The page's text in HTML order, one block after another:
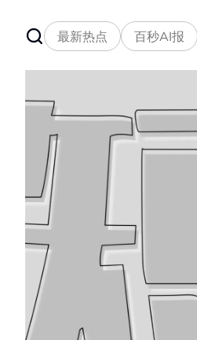
最新热点 百秒AI报